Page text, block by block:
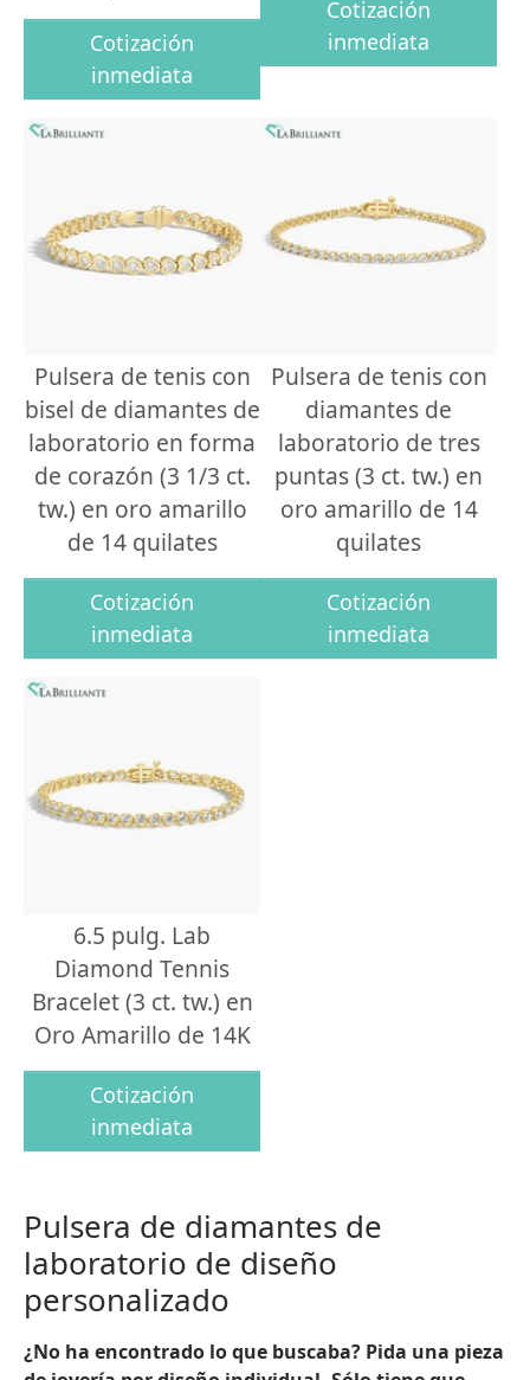
Cotización
inmediata
Cotización
inmediata
Pulsera de tenis con
bisel de diamantes de
laboratorio en forma
de corazón (3 1/3 ct.
tw.) en oro amarillo
de 14 quilates
Cotización
inmediata
Pulsera de tenis con
diamantes de
laboratorio de tres
puntas (3 ct. tw.) en
oro amarillo de 14
quilates
Cotización
inmediata
6.5 pulg. Lab
Diamond Tennis
Bracelet (3 ct. tw.) en
Oro Amarillo de 14K
Cotización
inmediata
Pulsera de diamantes de
laboratorio de diseño
personalizado
¿No ha encontrado lo que buscaba? Pida una pieza